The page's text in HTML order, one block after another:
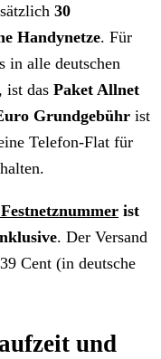
30
Handynetze. Für
in alle deutschen
ist das Paket Allnet
Grundgebühr ist
Telefon-Flat für
ist
. Der Versand
Cent (in deutsche
und